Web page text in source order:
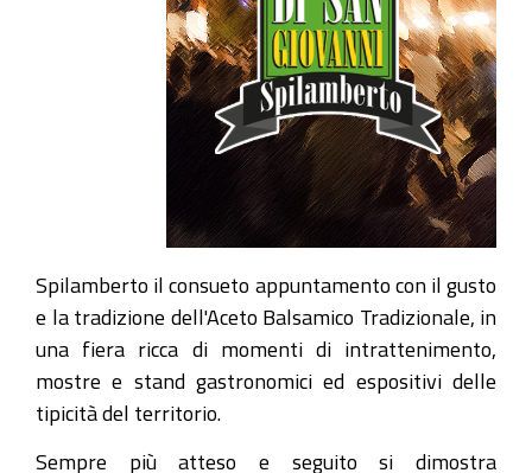
Spilamberto il consueto appuntamento con il gusto
e la tradizione dell'Aceto Balsamico Tradizionale, in
una fiera ricca di momenti di intrattenimento,
mostre e stand gastronomici ed espositivi delle
tipicità del territorio.
Sempre più atteso e seguito si dimostra